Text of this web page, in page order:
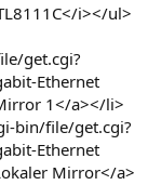
i></ul>
get.cgi?
Ethernet
1</a></li>
bin/file/get.cgi?
Ethernet
Mirror</a>